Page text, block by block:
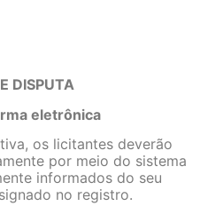
DISPUTA
eletrônica
os licitantes deverão
por meio do sistema
informados do seu
no registro.